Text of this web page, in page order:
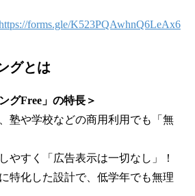
forms.gle/K523PQAwhnQ6LeAx6
グとは
グFree」の特長＞
塾や学校などの商用利用でも「無
やすく「広告表示は一切なし」！
特化した設計で、低学年でも無理